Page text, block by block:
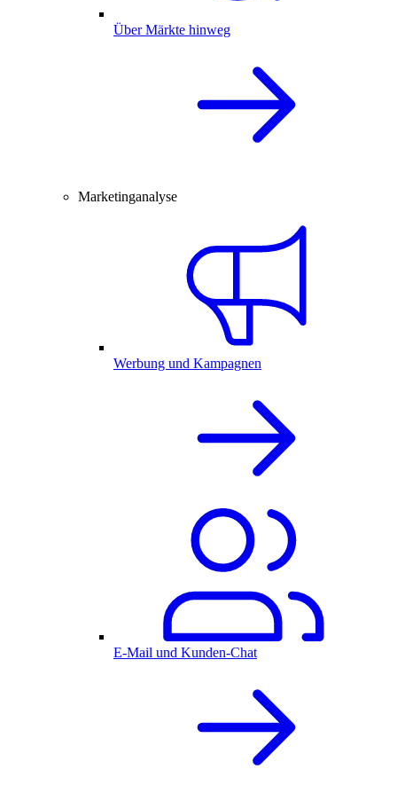
Über Märkte hinweg
Marketinganalyse
Werbung und Kampagnen
E-Mail und Kunden-Chat